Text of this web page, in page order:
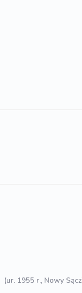
(ur. 1955 r., Nowy